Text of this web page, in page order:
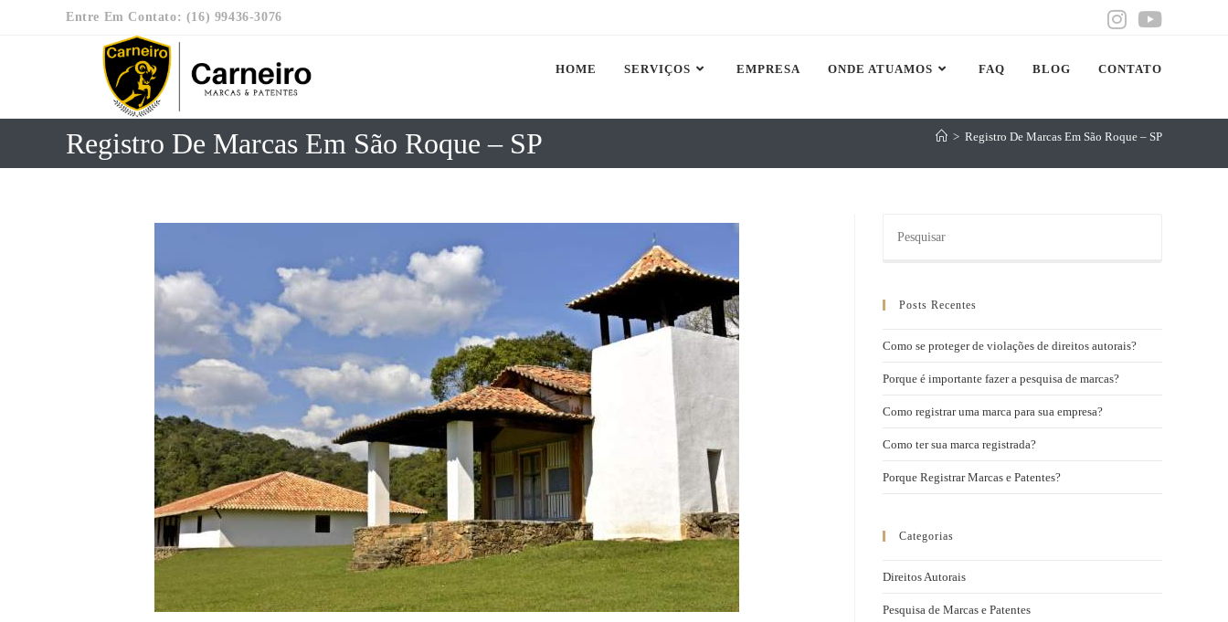
Entre Em Contato: (16) 99436-3076
HOME SERVIÇOS EMPRESA ONDE ATUAMOS FAQ BLOG CONTATO
Registro De Marcas Em São Roque – SP > Registro De Marcas Em São Roque – SP
Posts Recentes
Como se proteger de violações de direitos autorais?
Porque é importante fazer a pesquisa de marcas?
Como registrar uma marca para sua empresa?
Como ter sua marca registrada?
Porque Registrar Marcas e Patentes?
Categorias
Direitos Autorais
Pesquisa de Marcas e Patentes